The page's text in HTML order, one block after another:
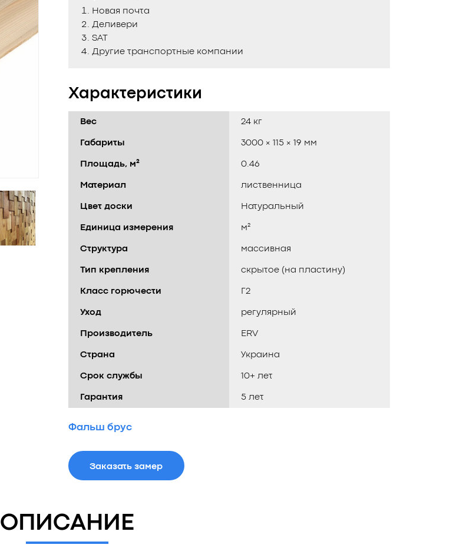
Новая почта
Деливери
SAT
Другие транспортные компании
Характеристики
Вес 24 кг
Габариты 3000 × 115 × 19 мм
Площадь, м² 0.46
Материал лиственница
Цвет доски Натуральный
Единица измерения м²
Структура массивная
Тип крепления скрытое (на пластину)
Класс горючести Г2
Уход регулярный
Производитель ERV
Страна Украина
Срок службы 10+ лет
Гарантия 5 лет
Фальш брус
Заказать замер
ОПИСАНИЕ